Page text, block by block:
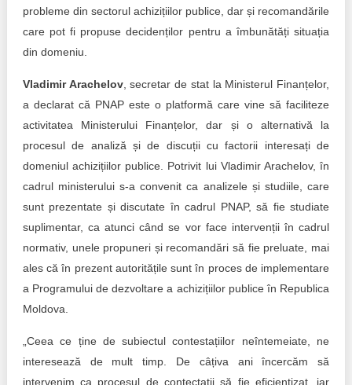
probleme din sectorul achizițiilor publice, dar și recomandările
care pot fi propuse decidenților pentru a îmbunătăți situația
din domeniu.
Vladimir Arachelov, secretar de stat la Ministerul Finanțelor,
a declarat că PNAP este o platformă care vine să faciliteze
activitatea Ministerului Finanțelor, dar și o alternativă la
procesul de analiză și de discuții cu factorii interesați de
domeniul achizițiilor publice. Potrivit lui Vladimir Arachelov, în
cadrul ministerului s-a convenit ca analizele și studiile, care
sunt prezentate și discutate în cadrul PNAP, să fie studiate
suplimentar, ca atunci când se vor face intervenții în cadrul
normativ, unele propuneri și recomandări să fie preluate, mai
ales că în prezent autoritățile sunt în proces de implementare
a Programului de dezvoltare a achizițiilor publice în Republica
Moldova.
„Ceea ce ține de subiectul contestațiilor neîntemeiate, ne
interesează de mult timp. De câțiva ani încercăm să
intervenim ca procesul de contectații să fie eficientizat, iar